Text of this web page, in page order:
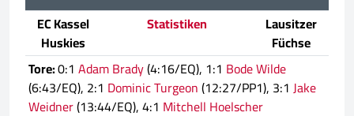
EC Kassel
Huskies
Statistiken
Lausitzer
Füchse
Tore:0:1 Adam Brady(4:16/EQ), 1:1 Bode Wilde
(6:43/EQ), 2:1 Dominic Turgeon(12:27/PP1), 3:1 Jake
Weidner(13:44/EQ), 4:1 Mitchell Hoelscher